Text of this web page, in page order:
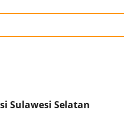
Sulawesi Selatan